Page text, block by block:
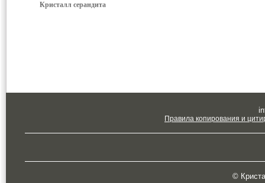
Кристалл серандита
Правила копирования и
©